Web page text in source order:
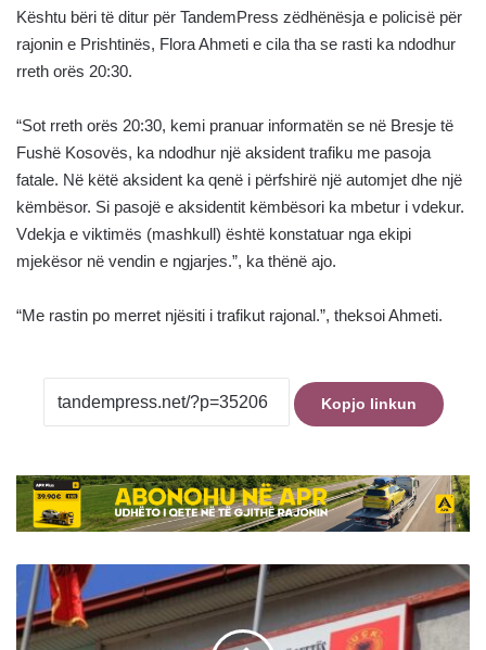
Kështu bëri të ditur për TandemPress zëdhënësja e policisë për
rajonin e Prishtinës, Flora Ahmeti e cila tha se rasti ka ndodhur
rreth orës 20:30.
“Sot rreth orës 20:30, kemi pranuar informatën se në Bresje të
Fushë Kosovës, ka ndodhur një aksident trafiku me pasoja
fatale. Në këtë aksident ka qenë i përfshirë një automjet dhe një
këmbësor. Si pasojë e aksidentit këmbësori ka mbetur i vdekur.
Vdekja e viktimës (mashkull) është konstatuar nga ekipi
mjekësor në vendin e ngjarjes.”, ka thënë ajo.
“Me rastin po merret njësiti i trafikut rajonal.”, theksoi Ahmeti.
Kopjo linkun
OVL
UÇK-
së